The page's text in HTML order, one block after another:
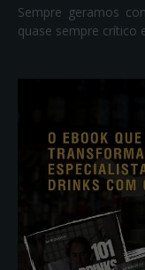
Sempre geramos
quase sempre crítico